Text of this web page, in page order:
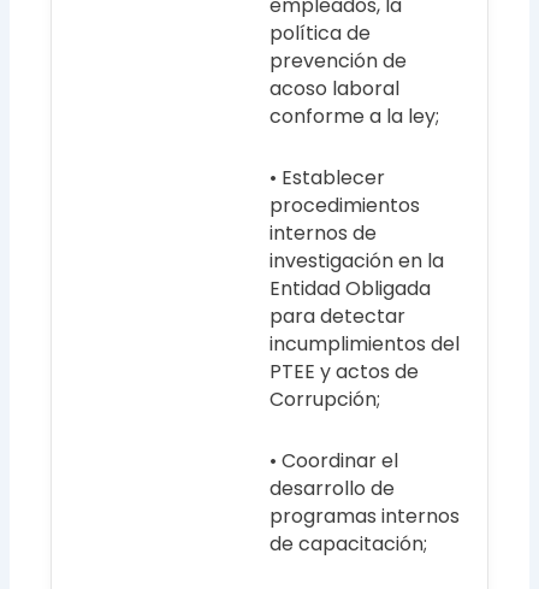
política de
prevención de
acoso laboral
conforme a la ley;
• Establecer
procedimientos
internos de
investigación en la
Entidad Obligada
para detectar
incumplimientos del
PTEE y actos de
Corrupción;
• Coordinar el
desarrollo de
programas internos
de capacitación;